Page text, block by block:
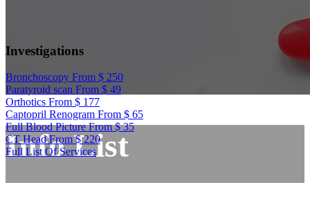
Info List
Investigations
Bronchoscopy From $ 250
Paratyroid scan From $ 49
Orthotics From $ 177
Captopril Renogram From $ 65
Full Blood Picture From $ 35
CT Head From $ 220
Full List Of Services